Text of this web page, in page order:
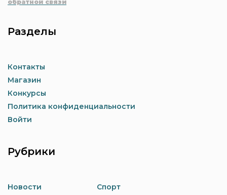
обратной связи
Разделы
Контакты
Магазин
Конкурсы
Политика конфиденциальности
Войти
Рубрики
Новости
Спорт